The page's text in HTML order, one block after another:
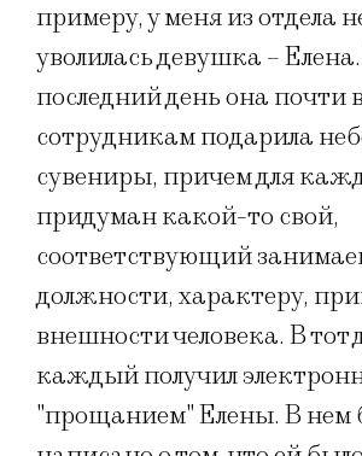
примеру, у меня из отдела
уволилась девушка –
последний день она почти
сотрудникам подарила
сувениры, причем для
придуман какой-то свой,
соответствующий
должности, характеру,
внешности человека. В тот
каждый получил
"прощанием" Елены. В нем